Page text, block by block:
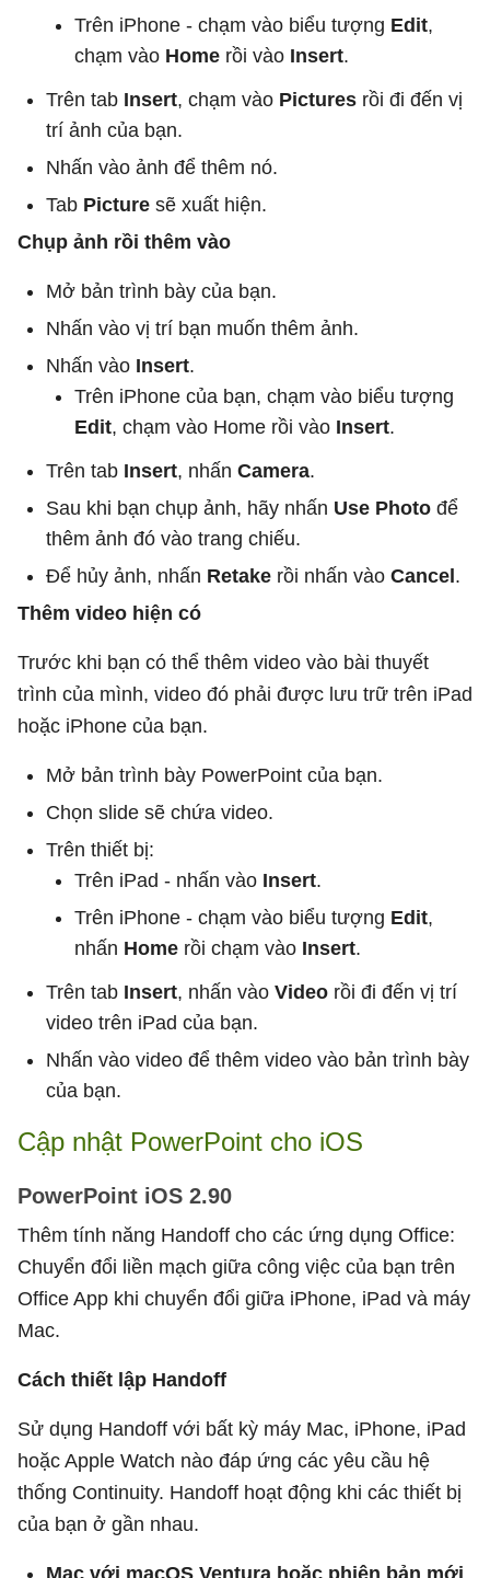
Trên iPhone - chạm vào biểu tượng Edit,
chạm vào Home rồi vào Insert.
Trên tab Insert, chạm vào Pictures rồi đi đến vị
trí ảnh của bạn.
Nhấn vào ảnh để thêm nó.
Tab Picture sẽ xuất hiện.
Chụp ảnh rồi thêm vào
Mở bản trình bày của bạn.
Nhấn vào vị trí bạn muốn thêm ảnh.
Nhấn vào Insert.
Trên iPhone của bạn, chạm vào biểu tượng
Edit, chạm vào Home rồi vào Insert.
Trên tab Insert, nhấn Camera.
Sau khi bạn chụp ảnh, hãy nhấn Use Photo để
thêm ảnh đó vào trang chiếu.
Để hủy ảnh, nhấn Retake rồi nhấn vào Cancel.
Thêm video hiện có
Trước khi bạn có thể thêm video vào bài thuyết
trình của mình, video đó phải được lưu trữ trên iPad
hoặc iPhone của bạn.
Mở bản trình bày PowerPoint của bạn.
Chọn slide sẽ chứa video.
Trên thiết bị:
Trên iPad - nhấn vào Insert.
Trên iPhone - chạm vào biểu tượng Edit,
nhấn Home rồi chạm vào Insert.
Trên tab Insert, nhấn vào Video rồi đi đến vị trí
video trên iPad của bạn.
Nhấn vào video để thêm video vào bản trình bày
của bạn.
Cập nhật PowerPoint cho iOS
PowerPoint iOS 2.90
Thêm tính năng Handoff cho các ứng dụng Office:
Chuyển đổi liền mạch giữa công việc của bạn trên
Office App khi chuyển đổi giữa iPhone, iPad và máy
Mac.
Cách thiết lập Handoff
Sử dụng Handoff với bất kỳ máy Mac, iPhone, iPad
hoặc Apple Watch nào đáp ứng các yêu cầu hệ
thống Continuity. Handoff hoạt động khi các thiết bị
của bạn ở gần nhau.
Mac với macOS Ventura hoặc phiên bản mới